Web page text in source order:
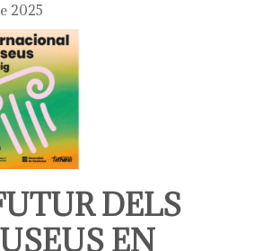
2025
DELS
EN